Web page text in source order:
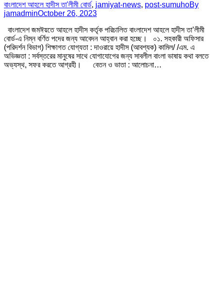
বাংলাদেশ আহলে হাদীস তা'লীমী বোর্ড, jamiyat-news, post-sumuhoBy
jamadminOctober 26, 2023
বাংলাদেশ জমঈয়তে আহলে হাদীস কর্তৃক পরিচালিত বাংলাদেশ আহলে হাদীস তা’লীমী
বোর্ড-এ নিম্ন বর্ণিত পদের জন্য আবেদন আহ্বান করা হচ্ছে। ০১. সহকারী অফিসার
(পরিদর্শন বিভাগ) শিক্ষাগত যোগ্যতা : দাওরায়ে হাদীস (আবশ্যক) কামিল/ /এম. এ
অভিজ্ঞতা : সর্বস্তরের মানুষের সাথে যোগাযোগের জন্য সাবলীল বাংলা ভাষায় কথা বলতে
অভ্যস্থ, সফর করতে আগ্রহী। বেতন ও ভাতা : আলোচনা…